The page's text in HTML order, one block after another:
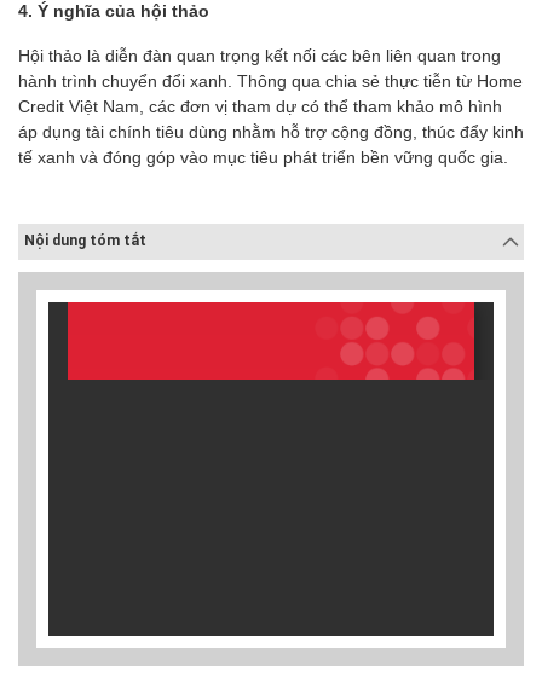
4. Ý nghĩa của hội thảo
Hội thảo là diễn đàn quan trọng kết nối các bên liên quan trong
hành trình chuyển đổi xanh. Thông qua chia sẻ thực tiễn từ Home
Credit Việt Nam, các đơn vị tham dự có thể tham khảo mô hình
áp dụng tài chính tiêu dùng nhằm hỗ trợ cộng đồng, thúc đẩy kinh
tế xanh và đóng góp vào mục tiêu phát triển bền vững quốc gia.
Nội dung tóm tắt